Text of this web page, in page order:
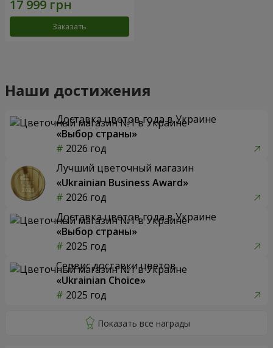
Заказать
Наши достижения
Доставка цветов года в Украине
«Выбор страны»
2026 год
Лучший цветочный магазин
«Ukrainian Business Award»
2026 год
Доставка цветов года в Украине
«Выбор страны»
2025 год
Сервис доставки цветов
«Ukrainian Choice»
2025 год